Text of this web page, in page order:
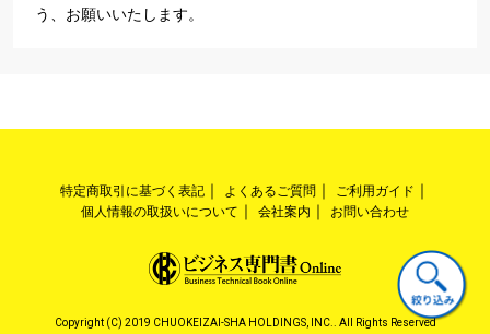
う、お願いいたします。
特定商取引に基づく表記 よくあるご質問
ご利用ガイド
個人情報の取扱いについて
会社案内 お問い合わせ
Copyright (C) 2019 CHUOKEIZAI-SHA HOLDINGS, INC.. All Rights Reserved